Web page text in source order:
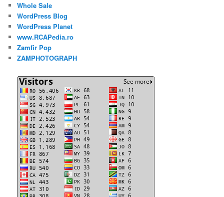
Whole Sale
WordPress Blog
WordPress Planet
www.RCAPedia.ro
Zamfir Pop
ZAMPHOTOGRAPH